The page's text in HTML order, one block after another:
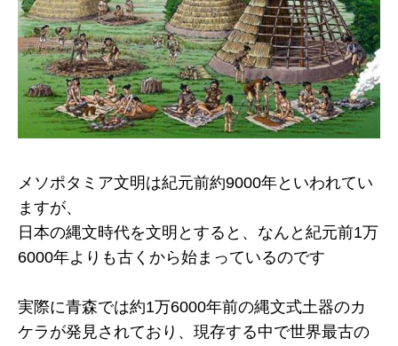
メソポタミア文明は紀元前約9000年といわれてい
ますが、
日本の縄文時代を文明とすると、なんと紀元前1万
6000年よりも古くから始まっているのです
実際に青森では約1万6000年前の縄文式土器のカ
ケラが発見されており、現存する中で世界最古の